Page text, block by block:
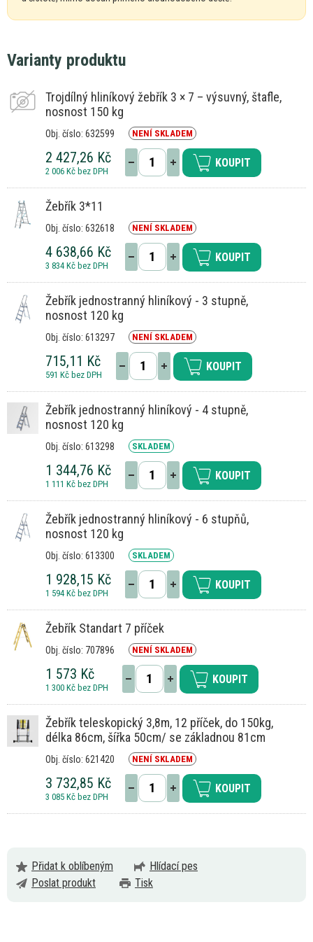
Varianty produktu
Trojdílný hliníkový žebřík 3 × 7 – výsuvný, štafle,
nosnost 150 kg
Obj. číslo: 632599 NENÍ SKLADEM
2 427,26 Kč
2 006 Kč bez DPH
KOUPIT
Žebřík 3*11
Obj. číslo: 632618 NENÍ SKLADEM
4 638,66 Kč
3 834 Kč bez DPH
KOUPIT
Žebřík jednostranný hliníkový - 3 stupně,
nosnost 120 kg
Obj. číslo: 613297 NENÍ SKLADEM
715,11 Kč
591 Kč bez DPH
KOUPIT
Žebřík jednostranný hliníkový - 4 stupně,
nosnost 120 kg
Obj. číslo: 613298 SKLADEM
1 344,76 Kč
1 111 Kč bez DPH
KOUPIT
Žebřík jednostranný hliníkový - 6 stupňů,
nosnost 120 kg
Obj. číslo: 613300 SKLADEM
1 928,15 Kč
1 594 Kč bez DPH
KOUPIT
Žebřík Standart 7 příček
Obj. číslo: 707896 NENÍ SKLADEM
1 573 Kč
1 300 Kč bez DPH
KOUPIT
Žebřík teleskopický 3,8m, 12 příček, do 150kg,
délka 86cm, šířka 50cm/ se základnou 81cm
Obj. číslo: 621420 NENÍ SKLADEM
3 732,85 Kč
3 085 Kč bez DPH
KOUPIT
Přidat k oblíbeným
Hlídací pes
Poslat produkt
Tisk